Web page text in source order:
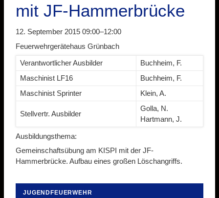
mit JF-Hammerbrücke
12. September 2015 09:00–12:00
Feuerwehrgerätehaus Grünbach
Verantwortlicher Ausbilder
Buchheim, F.
Maschinist LF16
Buchheim, F.
Maschinist Sprinter
Klein, A.
Stellvertr. Ausbilder
Golla, N.
Hartmann, J.
Ausbildungsthema:
Gemeinschaftsübung am KISPI mit der JF-
Hammerbrücke. Aufbau eines großen Löschangriffs.
JUGENDFEUERWEHR